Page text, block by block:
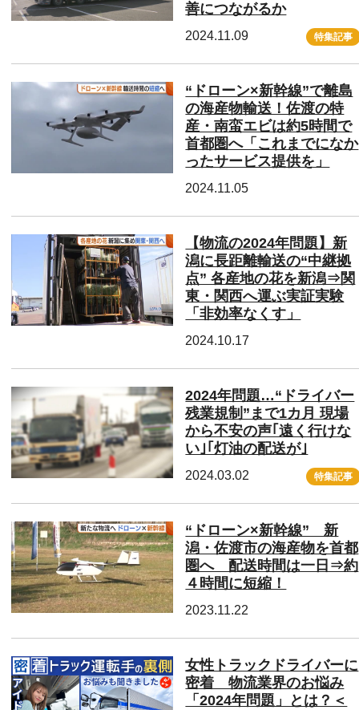
善につながるか
2024.11.09 特集記事
“ドローン×新幹線”で離島
の海産物輸送！佐渡の特
産・南蛮エビは約5時間で
首都圏へ「これまでになか
ったサービス提供を」
2024.11.05
【物流の2024年問題】新
潟に長距離輸送の“中継拠
点” 各産地の花を新潟⇒関
東・関西へ運ぶ実証実験
「非効率なくす」
2024.10.17
2024年問題…“ドライバー
残業規制”まで1カ月 現場
から不安の声｢遠く行けな
い｣｢灯油の配送が｣
2024.03.02 特集記事
“ドローン×新幹線” 新
潟・佐渡市の海産物を首都
圏へ 配送時間は一日⇒約
４時間に短縮！
2023.11.22
女性トラックドライバーに
密着 物流業界のお悩み
「2024年問題」とは？＜